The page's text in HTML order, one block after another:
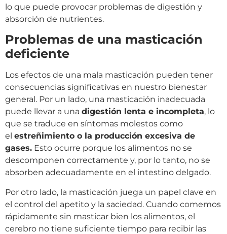
lo que puede provocar problemas de digestión y
absorción de nutrientes.
Problemas de una masticación
deficiente
Los efectos de una mala masticación pueden tener
consecuencias significativas en nuestro bienestar
general. Por un lado, una masticación inadecuada
puede llevar a una digestión lenta e incompleta, lo
que se traduce en síntomas molestos como
el estreñimiento o la producción excesiva de
gases. Esto ocurre porque los alimentos no se
descomponen correctamente y, por lo tanto, no se
absorben adecuadamente en el intestino delgado.
Por otro lado, la masticación juega un papel clave en
el control del apetito y la saciedad. Cuando comemos
rápidamente sin masticar bien los alimentos, el
cerebro no tiene suficiente tiempo para recibir las